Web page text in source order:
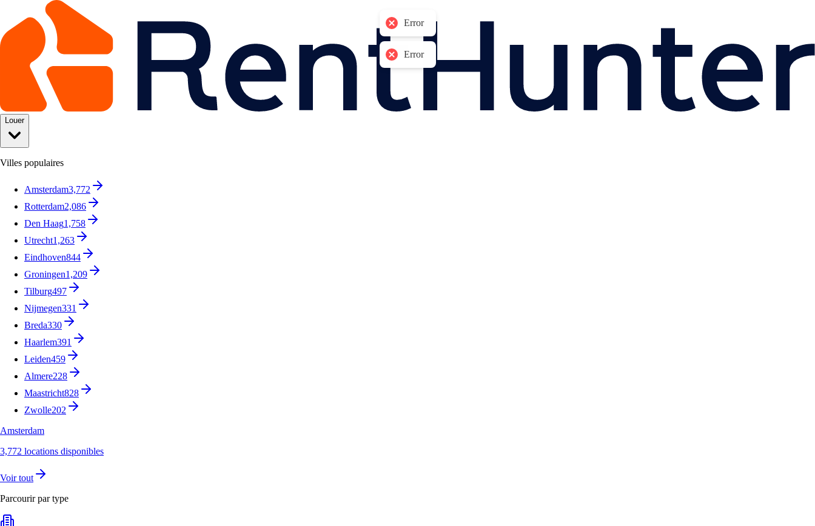
Louer
Villes populaires
Amsterdam3,772
Rotterdam2,086
Den Haag1,758
Utrecht1,263
Eindhoven844
Groningen1,209
Tilburg497
Nijmegen331
Breda330
Haarlem391
Leiden459
Almere228
Maastricht828
Zwolle202
Amsterdam
3,772 locations disponibles
Voir tout
Parcourir par type
Error